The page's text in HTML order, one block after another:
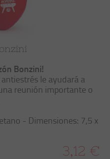
Bonzini!
le ayudará a
reunión importante o
- Dimensiones: 7,5 x
3,12 €